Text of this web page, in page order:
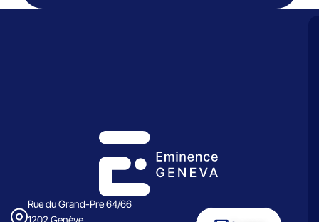
Rue du Grand-Pre 64/66
1202 Genève